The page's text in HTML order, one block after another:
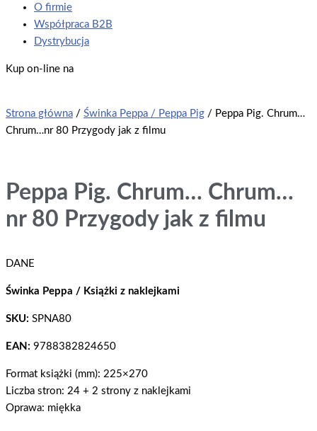
O firmie
Współpraca B2B
Dystrybucja
Kup on-line na
Strona główna / Świnka Peppa / Peppa Pig / Peppa Pig. Chrum…
Chrum…nr 80 Przygody jak z filmu
Peppa Pig. Chrum… Chrum…
nr 80 Przygody jak z filmu
DANE
Świnka Peppa / Książki z naklejkami
SKU: SPNA80
EAN: 9788382824650
Format książki (mm): 225×270
Liczba stron: 24 + 2 strony z naklejkami
Oprawa: miękka